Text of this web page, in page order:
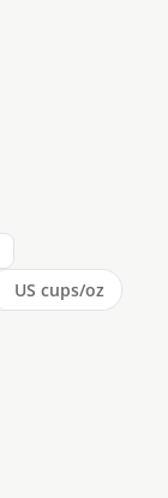
US cups/oz